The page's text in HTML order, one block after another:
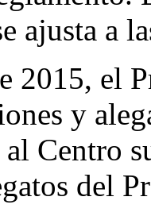
ajusta a
2015, el
y
Centro
del